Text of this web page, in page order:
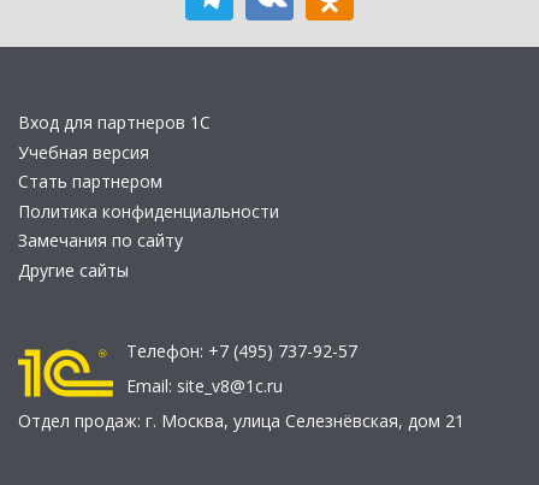
Вход для партнеров 1С
Учебная версия
Стать партнером
Политика конфиденциальности
Замечания по сайту
Другие сайты
Телефон: +7 (495) 737-92-57
Email: site_v8@1c.ru
Отдел продаж: г. Москва, улица Селезнёвская, дом 21